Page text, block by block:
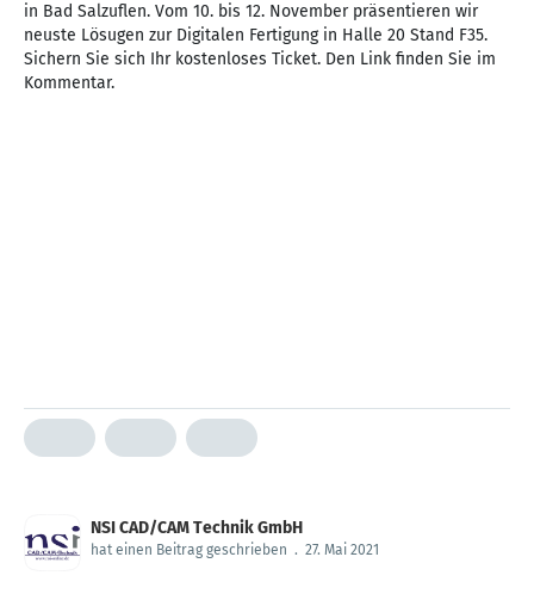
in Bad Salzuflen. Vom 10. bis 12. November präsentieren wir
neuste Lösugen zur Digitalen Fertigung in Halle 20 Stand F35.
Sichern Sie sich Ihr kostenloses Ticket. Den Link finden Sie im
Kommentar.
NSI CAD/CAM Technik GmbH
hat einen Beitrag geschrieben . 27. Mai 2021